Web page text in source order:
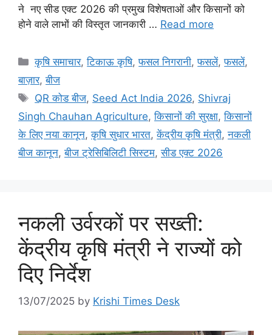
ने नए सीड एक्ट 2026 की प्रमुख विशेषताओं और किसानों को
होने वाले लाभों की विस्तृत जानकारी … Read more
कृषि समाचार,टिकाऊ कृषि,फसल निगरानी,फसलें,फसलें,
बाज़ार,बीज
QR कोड बीज, Seed Act India 2026, Shivraj
Singh Chauhan Agriculture,किसानों की सुरक्षा,किसानों
के लिए नया कानून,कृषि सुधार भारत,केंद्रीय कृषि मंत्री,नकली
बीज कानून,बीज ट्रेसिबिलिटी सिस्टम,सीड एक्ट 2026
नकली उर्वरकों पर सख्ती:
केंद्रीय कृषि मंत्री ने राज्यों को
दिए निर्देश
13/07/2025 by Krishi Times Desk